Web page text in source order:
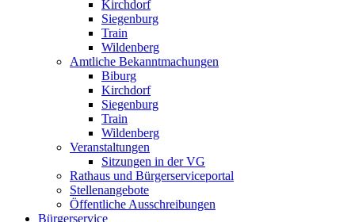
Kirchdorf
Siegenburg
Train
Wildenberg
Amtliche Bekanntmachungen
Biburg
Kirchdorf
Siegenburg
Train
Wildenberg
Veranstaltungen
Sitzungen in der VG
Rathaus und Bürgerserviceportal
Stellenangebote
Öffentliche Ausschreibungen
Bürgerservice